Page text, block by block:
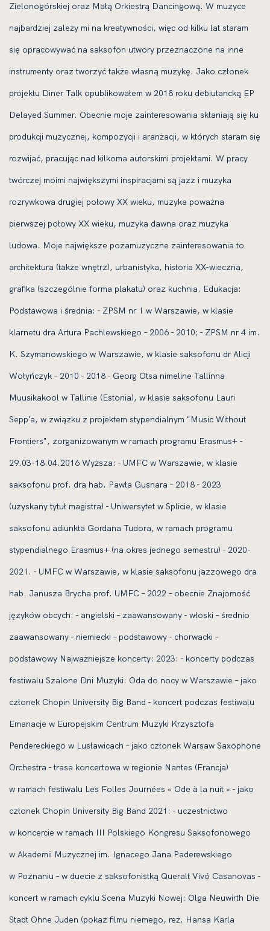
Zielonogórskiej oraz Małą Orkiestrą Dancingową. W muzyce
najbardziej zależy mi na kreatywności, więc od kilku lat staram
się opracowywać na saksofon utwory przeznaczone na inne
instrumenty oraz tworzyć także własną muzykę. Jako członek
projektu Diner Talk opublikowałem w 2018 roku debiutancką EP
Delayed Summer. Obecnie moje zainteresowania skłaniają się ku
produkcji muzycznej, kompozycji i aranżacji, w których staram się
rozwijać, pracując nad kilkoma autorskimi projektami. W pracy
twórczej moimi największymi inspiracjami są jazz i muzyka
rozrywkowa drugiej połowy XX wieku, muzyka poważna
pierwszej połowy XX wieku, muzyka dawna oraz muzyka
ludowa. Moje największe pozamuzyczne zainteresowania to
architektura (także wnętrz), urbanistyka, historia XX-wieczna,
grafika (szczególnie forma plakatu) oraz kuchnia. Edukacja:
Podstawowa i średnia: - ZPSM nr 1 w Warszawie, w klasie
klarnetu dra Artura Pachlewskiego – 2006 - 2010; - ZPSM nr 4 im.
K. Szymanowskiego w Warszawie, w klasie saksofonu dr Alicji
Wołyńczyk – 2010 - 2018 - Georg Otsa nimeline Tallinna
Muusikakool w Tallinie (Estonia), w klasie saksofonu Lauri
Sepp'a, w związku z projektem stypendialnym "Music Without
Frontiers", zorganizowanym w ramach programu Erasmus+ -
29.03-18.04.2016 Wyższa: - UMFC w Warszawie, w klasie
saksofonu prof. dra hab. Pawła Gusnara – 2018 - 2023
(uzyskany tytuł magistra) - Uniwersytet w Splicie, w klasie
saksofonu adiunkta Gordana Tudora, w ramach programu
stypendialnego Erasmus+ (na okres jednego semestru) - 2020-
2021. - UMFC w Warszawie, w klasie saksofonu jazzowego dra
hab. Janusza Brycha prof. UMFC – 2022 – obecnie Znajomość
języków obcych: - angielski – zaawansowany - włoski – średnio
zaawansowany - niemiecki – podstawowy - chorwacki –
podstawowy Najważniejsze koncerty: 2023: - koncerty podczas
festiwalu Szalone Dni Muzyki: Oda do nocy w Warszawie – jako
członek Chopin University Big Band - koncert podczas festiwalu
Emanacje w Europejskim Centrum Muzyki Krzysztofa
Pendereckiego w Lusławicach – jako członek Warsaw Saxophone
Orchestra - trasa koncertowa w regionie Nantes (Francja)
w ramach festiwalu Les Folles Journées « Ode à la nuit » - jako
członek Chopin University Big Band 2021: - uczestnictwo
w koncercie w ramach III Polskiego Kongresu Saksofonowego
w Akademii Muzycznej im. Ignacego Jana Paderewskiego
w Poznaniu – w duecie z saksofonistką Queralt Vivó Casanovas -
koncert w ramach cyklu Scena Muzyki Nowej: Olga Neuwirth Die
Stadt Ohne Juden (pokaz filmu niemego, reż. Hansa Karla